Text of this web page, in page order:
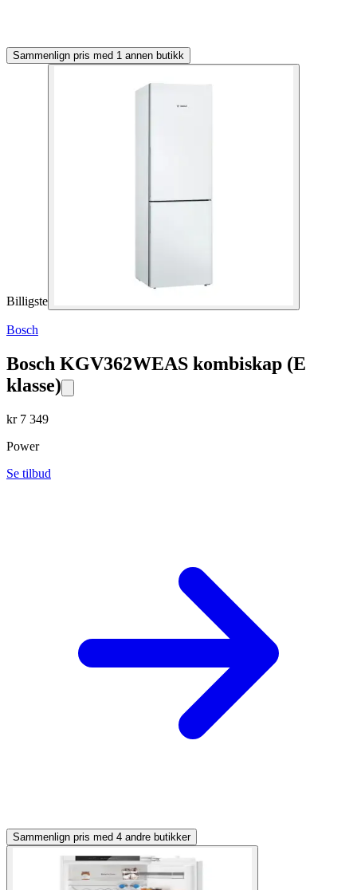
Sammenlign pris med 1 annen butikk
Billigste
Bosch
Bosch KGV362WEAS kombiskap (E
klasse)
kr 7 349
Power
Se tilbud
Sammenlign pris med 4 andre butikker